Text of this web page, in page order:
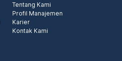
Tentang Kami
Profil Manajemen
Karier
Kontak Kami